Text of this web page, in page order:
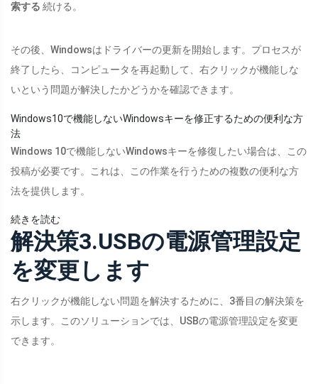
索する 続ける。
その後、Windowsはドライバーの更新を開始します。プロセスが
終了したら、コンピュータを再起動して、右クリックが機能しな
いという問題が解決したかどうかを確認できます。
Windows10で機能しないWindowsキーを修正するための便利な方
法
Windows 10で機能しないWindowsキーを修復したい場合は、この
投稿が必要です。これは、この作業を行うための複数の便利な方
法を提供します。
続きを読む
解決策3.USBの電源管理設定
を変更します
右クリックが機能しない問題を解決するために、3番目の解決策を
示します。このソリューションでは、USBの電源管理設定を変更
できます。